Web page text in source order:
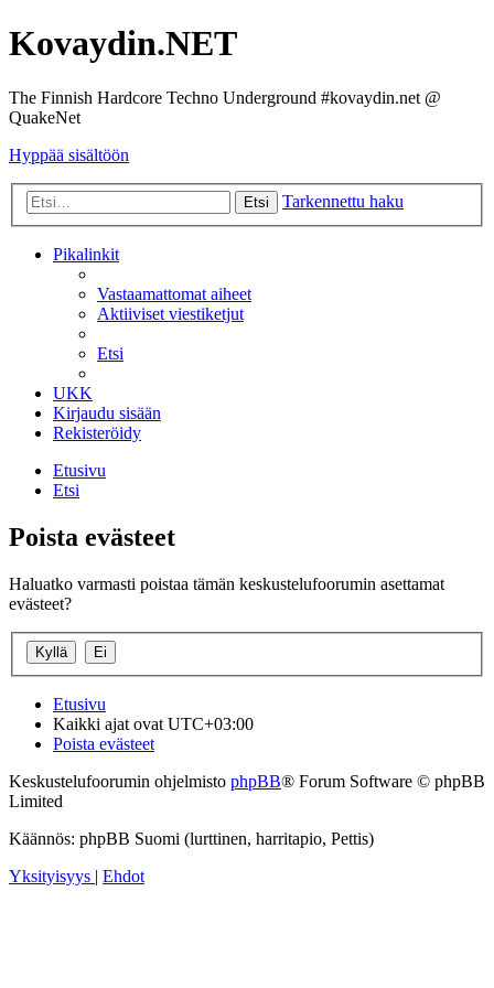
Kovaydin.NET
The Finnish Hardcore Techno Underground #kovaydin.net @
QuakeNet
Hyppää sisältöön
Etsi Tarkennettu haku
Pikalinkit
Vastaamattomat aiheet
Aktiiviset viestiketjut
Etsi
UKK
Kirjaudu sisään
Rekisteröidy
Etusivu
Etsi
Poista evästeet
Haluatko varmasti poistaa tämän keskustelufoorumin asettamat
evästeet?
Etusivu
Kaikki ajat ovat UTC+03:00
Poista evästeet
Keskustelufoorumin ohjelmisto phpBB® Forum Software © phpBB
Limited
Käännös: phpBB Suomi (lurttinen, harritapio, Pettis)
Yksityisyys | Ehdot